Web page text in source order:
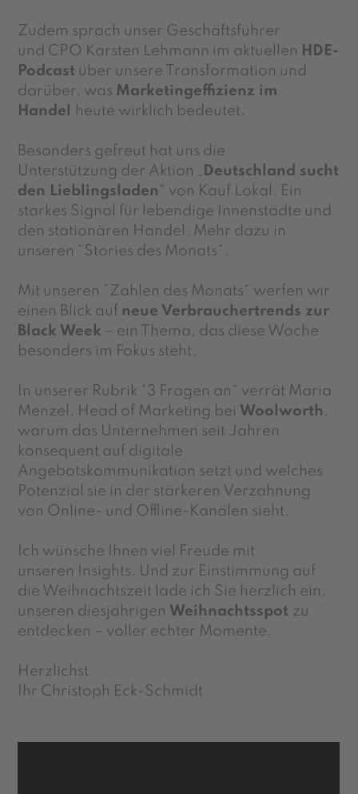
Zudem sprach unser Geschäftsführer
und CPO Karsten Lehmann im aktuellen
HDE-
Podcast über unsere Transformation und
darüber, was Marketingeffizienz im
Handel
heute wirklich bedeutet.
Besonders gefreut hat uns die
Unterstützung der Aktion „ Deutschland sucht
den Lieblingsladen
“ von Kauf Lokal. Ein
starkes Signal für lebendige Innenstädte und
den stationären Handel. Mehr dazu in
unseren “Stories des Monats“.
Mit unseren ”Zahlen des Monats“ werfen wir
einen Blick auf neue Verbrauchertrends zur
Black Week – ein Thema, das diese Woche
besonders im Fokus steht.
In unserer Rubrik “3 Fragen an“ verrät Maria
Menzel, Head of Marketing bei Woolworth ,
warum das Unternehmen seit Jahren
konsequent auf digitale
Angebotskommunikation setzt und welches
Potenzial sie in der stärkeren Verzahnung
von Online- und Offline-Kanälen sieht.
Ich wünsche Ihnen viel Freude mit
unseren Insights. Und zur Einstimmung auf
die Weihnachtszeit lade ich Sie herzlich ein,
unseren diesjährigen Weihnachtsspot zu
entdecken – voller echter Momente.
Herzlichst
Ihr Christoph Eck-Schmidt